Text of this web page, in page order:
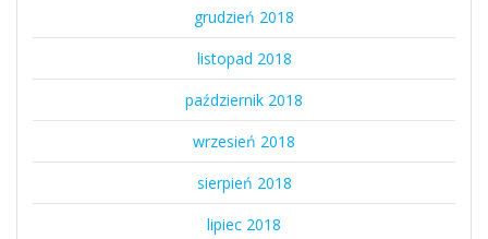
grudzień 2018
listopad 2018
październik 2018
wrzesień 2018
sierpień 2018
lipiec 2018